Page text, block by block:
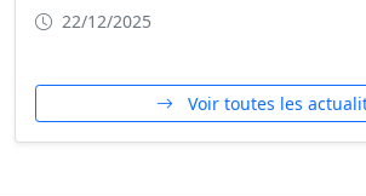
22/12/2025
Voir toutes les